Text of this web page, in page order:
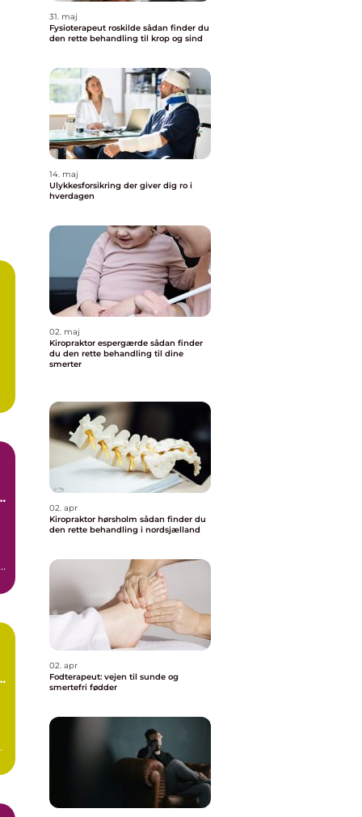
31. maj
Fysioterapeut roskilde sådan finder du
den rette behandling til krop og sind
14. maj
Ulykkesforsikring der giver dig ro i
hverdagen
02. maj
Kiropraktor espergærde sådan finder
du den rette behandling til dine
smerter
02. apr
Kiropraktor hørsholm sådan finder du
den rette behandling i nordsjælland
02. apr
Fodterapeut: vejen til sunde og
smertefri fødder